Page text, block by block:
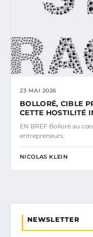
23 MAI 2026
BOLLORÉ, CIBLE
CETTE HOSTILITÉ
EN BREF Bolloré au
entrepreneurs.
NICOLAS KLEIN
NEWSLETTER